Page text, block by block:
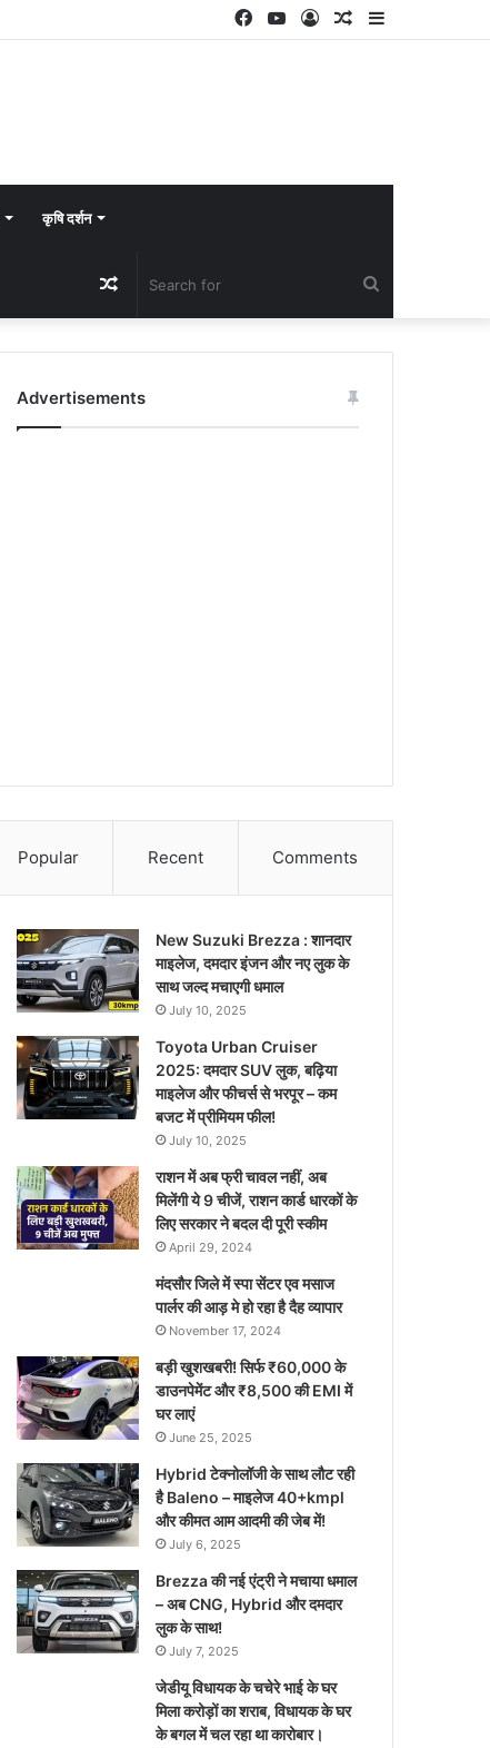
Sidebar
Random
Log
YouTube
Facebook
कृषि दर्शन
for
Random
Article
Advertisements
Popular Recent Comments
New Suzuki Brezza : शानदार
माइलेज, दमदार इंजन और नए लुक के
साथ जल्द मचाएगी धमाल
July 10, 2025
Toyota Urban Cruiser
2025: दमदार SUV लुक, बढ़िया
माइलेज और फीचर्स से भरपूर – कम
बजट में प्रीमियम फील!
July 10, 2025
राशन में अब फ्री चावल नहीं, अब
मिलेंगी ये 9 चीजें, राशन कार्ड धारकों के
लिए सरकार ने बदल दी पूरी स्कीम
April 29, 2024
मंदसौर जिले में स्पा सेंटर एव मसाज
पार्लर की आड़ मे हो रहा है दैह व्यापार
November 17, 2024
बड़ी खुशखबरी! सिर्फ ₹60,000 के
डाउनपेमेंट और ₹8,500 की EMI में
घर लाएं
June 25, 2025
Hybrid टेक्नोलॉजी के साथ लौट रही
है Baleno – माइलेज 40+kmpl
और कीमत आम आदमी की जेब में!
July 6, 2025
Brezza की नई एंट्री ने मचाया धमाल
– अब CNG, Hybrid और दमदार
लुक के साथ!
July 7, 2025
जेडीयू विधायक के चचेरे भाई के घर
मिला करोड़ों का शराब, विधायक के घर
के बगल में चल रहा था कारोबार।